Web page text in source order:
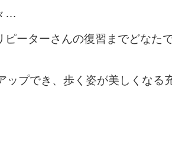
…
ピーターさんの復習までどなた
ップでき、歩く姿が美しくなる